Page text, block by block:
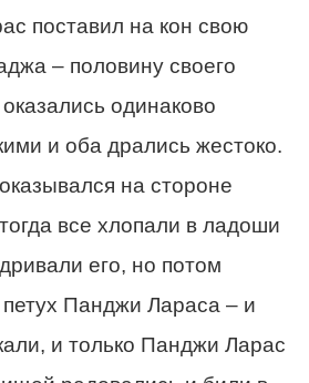
поставил на кон свою
– половину своего
одинаково
и оба дрались жестоко.
на стороне
все хлопали в ладоши
его, но потом
Панджи Лараса – и
и только Панджи Ларас